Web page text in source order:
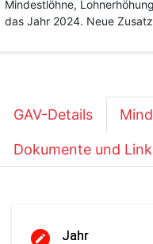
Mindestlöhne,
das Jahr 2024. Neue
GAV-Details
Dokumente und
Jahr